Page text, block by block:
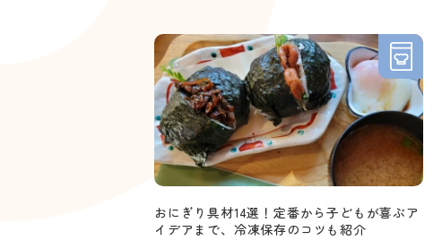
おにぎり具材14選！定番から子どもが喜ぶア
イデアまで、冷凍保存のコツも紹介